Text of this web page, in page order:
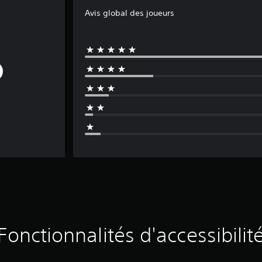
Avis global des joueurs